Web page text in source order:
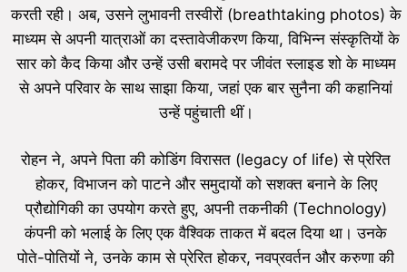
करती रही। अब, उसने लुभावनी तस्वीरों (breathtaking photos) के
माध्यम से अपनी यात्राओं का दस्तावेजीकरण किया, विभिन्न संस्कृतियों के
सार को कैद किया और उन्हें उसी बरामदे पर जीवंत स्लाइड शो के माध्यम
से अपने परिवार के साथ साझा किया, जहां एक बार सुनैना की कहानियां
उन्हें पहुंचाती थीं।
रोहन ने, अपने पिता की कोडिंग विरासत (legacy of life) से प्रेरित
होकर, विभाजन को पाटने और समुदायों को सशक्त बनाने के लिए
प्रौद्योगिकी का उपयोग करते हुए, अपनी तकनीकी (Technology)
कंपनी को भलाई के लिए एक वैश्विक ताकत में बदल दिया था। उनके
पोते-पोतियों ने, उनके काम से प्रेरित होकर, नवप्रवर्तन और करुणा की